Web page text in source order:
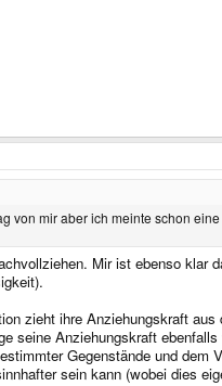
von mir aber ich meinte schon
Mir ist ebenso
zieht ihre Anziehungskraft
seine Anziehungskraft
Gegenstände und
sein kann (wobei dies